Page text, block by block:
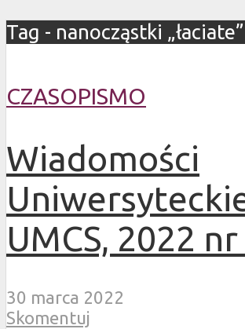
Tag - nanocząstki „łaciate”
CZASOPISMO
Wiadomości
UMCS, 2022
30 marca 2022
Skomentuj